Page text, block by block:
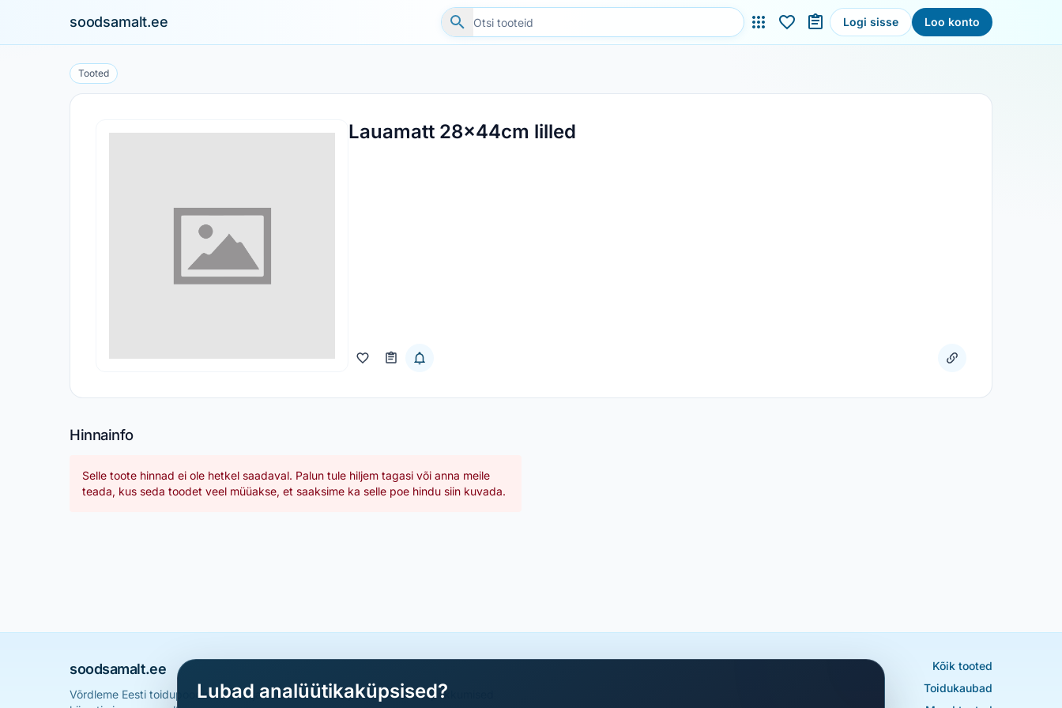
soodsamalt.ee Logi sisse Loo konto
Tooted
Lauamatt 28x44cm lilled
Hinnainfo
Selle toote hinnad ei ole hetkel saadaval. Palun tule hiljem tagasi või anna meile
teada, kus seda toodet veel müüakse, et saaksime ka selle poe hindu siin kuvada.
soodsamalt.ee
Võrdleme Eesti toidupoodide hindu ja aitame sul leida parimad sooduspakkumised
Kõik tooted
Toidukaubad
Lubad analüütikaküpsised?